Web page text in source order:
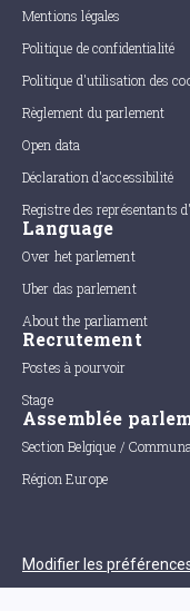
Mentions légales
Politique de confidentialité
Politique d'utilisation des
Règlement du parlement
Open data
Déclaration d'accessibilité
Registre des représentants
Language
Over het parlement
Uber das parlement
About the parliament
Recrutement
Postes à pourvoir
Stage
Assemblée
Section Belgique /
Région Europe
Modifier les